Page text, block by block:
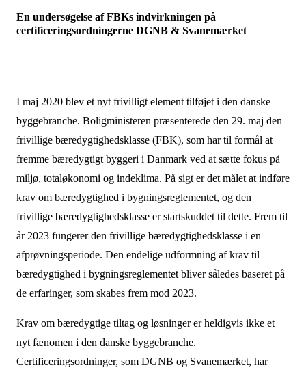
En undersøgelse af FBKs indvirkningen på
certificeringsordningerne DGNB & Svanemærket
I maj 2020 blev et nyt frivilligt element tilføjet i den danske
byggebranche. Boligministeren præsenterede den 29. maj den
frivillige bæredygtighedsklasse (FBK), som har til formål at
fremme bæredygtigt byggeri i Danmark ved at sætte fokus på
miljø, totaløkonomi og indeklima. På sigt er det målet at indføre
krav om bæredygtighed i bygningsreglementet, og den
frivillige bæredygtighedsklasse er startskuddet til dette. Frem til
år 2023 fungerer den frivillige bæredygtighedsklasse i en
afprøvningsperiode. Den endelige udformning af krav til
bæredygtighed i bygningsreglementet bliver således baseret på
de erfaringer, som skabes frem mod 2023.
Krav om bæredygtige tiltag og løsninger er heldigvis ikke et
nyt fænomen i den danske byggebranche.
Certificeringsordninger, som DGNB og Svanemærket, har